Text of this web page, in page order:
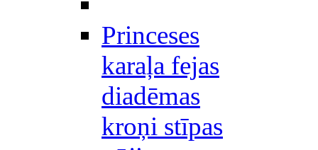
Princeses
karaļa fejas
diadēmas
kroņi stīpas